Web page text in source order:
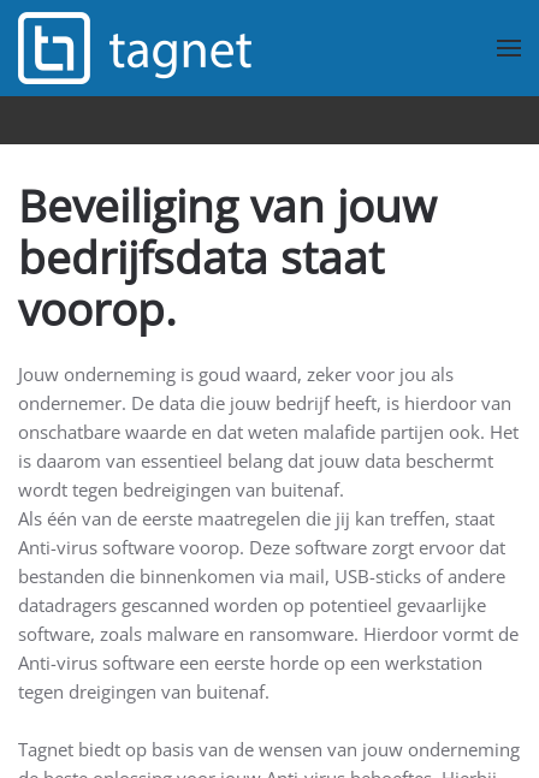
Overslaan en naar de inhoud gaan
Beveiliging van jouw
bedrijfsdata staat
voorop.
Jouw onderneming is goud waard, zeker voor jou als
ondernemer. De data die jouw bedrijf heeft, is hierdoor van
onschatbare waarde en dat weten malafide partijen ook. Het
is daarom van essentieel belang dat jouw data beschermt
wordt tegen bedreigingen van buitenaf.
Als één van de eerste maatregelen die jij kan treffen, staat
Anti-virus software voorop. Deze software zorgt ervoor dat
bestanden die binnenkomen via mail, USB-sticks of andere
datadragers gescanned worden op potentieel gevaarlijke
software, zoals malware en ransomware. Hierdoor vormt de
Anti-virus software een eerste horde op een werkstation
tegen dreigingen van buitenaf.
Tagnet biedt op basis van de wensen van jouw onderneming